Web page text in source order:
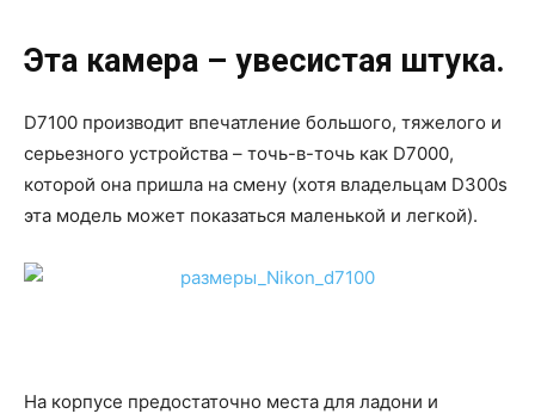
Эта камера – увесистая штука.
D7100 производит впечатление большого, тяжелого и
серьезного устройства – точь-в-точь как D7000,
которой она пришла на смену (хотя владельцам D300s
эта модель может показаться маленькой и легкой).
На корпусе предостаточно места для ладони и